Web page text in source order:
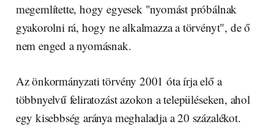
megemlítette, hogy egyesek "nyomást próbálnak
gyakorolni rá, hogy ne alkalmazza a törvényt", de ő
nem enged a nyomásnak.
Az önkormányzati törvény 2001 óta írja elő a
többnyelvű feliratozást azokon a településeken, ahol
egy kisebbség aránya meghaladja a 20 százalékot.